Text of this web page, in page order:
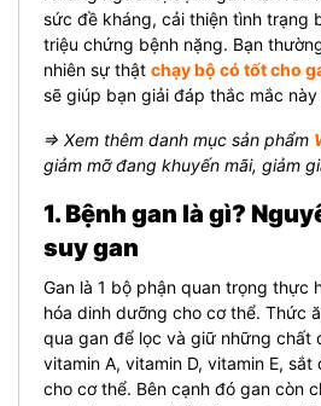
sức đề kháng, cải thiện tình trạng
triệu chứng bệnh nặng. Bạn
nhiên sự thật chạy bộ có tốt cho
sẽ giúp bạn giải đáp thắc mắc này
⇒ Xem thêm danh mục sản phẩm
giảm mỡ đang khuyến mãi, giảm
1. Bệnh gan là gì?
suy gan
Gan là 1 bộ phận quan trọng thực
hóa dinh dưỡng cho cơ thể. Thức
qua gan để lọc và giữ những chất
vitamin A, vitamin D, vitamin E,
cho cơ thể. Bên cạnh đó gan còn